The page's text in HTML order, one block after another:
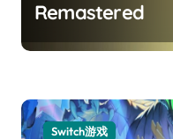
Remastered
Switch游戏